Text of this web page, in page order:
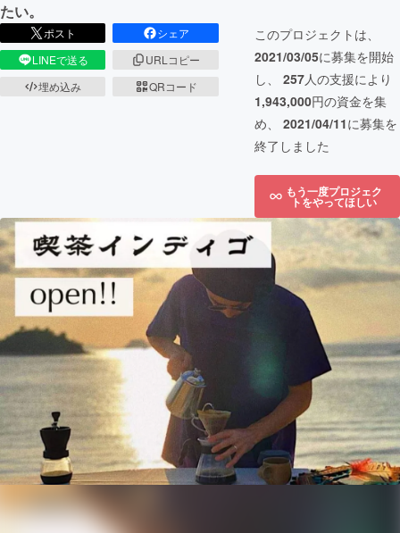
たい。
ポスト
シェア
LINEで送る
URLコピー
埋め込み
QRコード
このプロジェクトは、
2021/03/05に募集を開始
し、 257人の支援により
1,943,000円の資金を集
め、 2021/04/11に募集を
終了しました
もう一度プロジェク
トをやってほしい